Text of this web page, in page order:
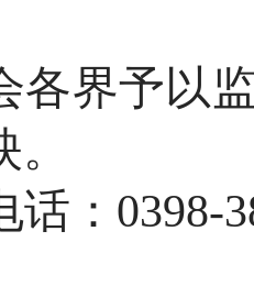
各界予以
话： 0398-